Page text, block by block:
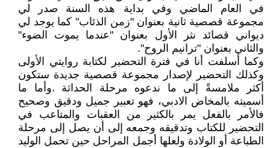
في العام الماضي وفي بداية هذه السنة صدر لي
مجموعة قصصية ثانية بعنوان "زمن الذئاب" كما يوجد لي
ديواني قصائد نثر الأول بعنوان "عندما يموت الضوء"
والثاني بعنوان "ترانيم الروح".
وكما أسلفت أنا في فترة التحضير لكتابة روايتي الأولى
وكذلك التحضير لإصدار مجموعة قصصية جديدة ستكون
أكثر ملامسةً إلى ما ندعوه مرحلة الحداثة .وأما ما
أسميته بالمخاض الادبي، فهو تعبير جميل ودقيق وصحيح
فالأمر بالفعل يمر بالكثير من العقبات والمتاعب في
التحضير للكتاب وتدقيقه وجمعه إلى أن يصل إلى مرحلة
الطباعة أو الولادة ولعلها أجمل المراحل حين تحمل الوليد